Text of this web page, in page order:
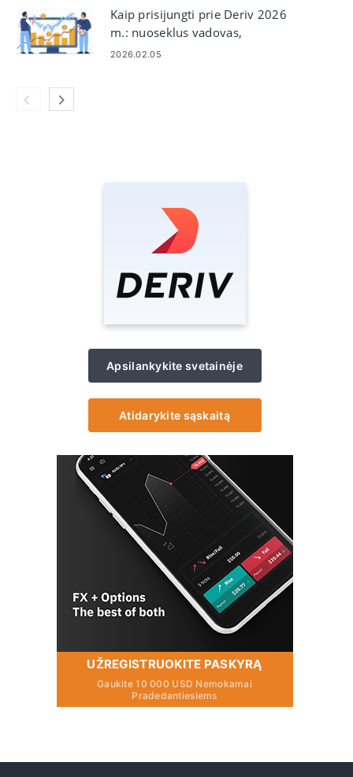
Kaip prisijungti prie Deriv 2026
m.: nuoseklus vadovas,
bendrosios prisijungimo
2026.02.05
Apsilankykite svetainėje
Atidarykite sąskaitą
UŽREGISTRUOKITE PASKYRĄ
Gaukite 10 000 USD Nemokamai
Pradedantiesiems